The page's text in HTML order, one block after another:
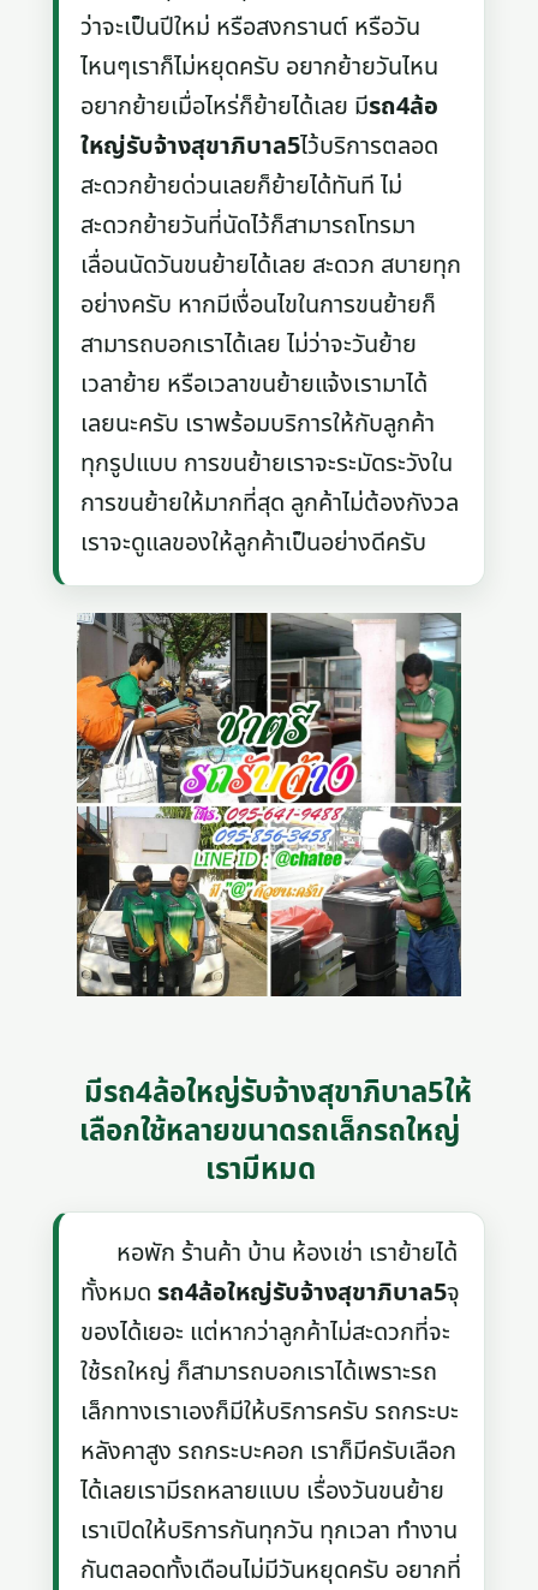
ว่าจะเป็นปีใหม่ หรือสงกรานต์ หรือวัน
ไหนๆเราก็ไม่หยุดครับ อยากย้ายวันไหน
อยากย้ายเมื่อไหร่ก็ย้ายได้เลย มีรถ4ล้อ
ใหญ่รับจ้างสุขาภิบาล5ไว้บริการตลอด
สะดวกย้ายด่วนเลยก็ย้ายได้ทันที ไม่
สะดวกย้ายวันที่นัดไว้ก็สามารถโทรมา
เลื่อนนัดวันขนย้ายได้เลย สะดวก สบายทุก
อย่างครับ หากมีเงื่อนไขในการขนย้ายก็
สามารถบอกเราได้เลย ไม่ว่าจะวันย้าย
เวลาย้าย หรือเวลาขนย้ายแจ้งเรามาได้
เลยนะครับ เราพร้อมบริการให้กับลูกค้า
ทุกรูปแบบ การขนย้ายเราจะระมัดระวังใน
การขนย้ายให้มากที่สุด ลูกค้าไม่ต้องกังวล
เราจะดูแลของให้ลูกค้าเป็นอย่างดีครับ
มีรถ4ล้อใหญ่รับจ้างสุขาภิบาล5ให้
เลือกใช้หลายขนาดรถเล็กรถใหญ่
เรามีหมด
หอพัก ร้านค้า บ้าน ห้องเช่า เราย้ายได้
ทั้งหมดรถ4ล้อใหญ่รับจ้างสุขาภิบาล5จุ
ของได้เยอะ แต่หากว่าลูกค้าไม่สะดวกที่จะ
ใช้รถใหญ่ ก็สามารถบอกเราได้เพราะรถ
เล็กทางเราเองก็มีให้บริการครับ รถกระบะ
หลังคาสูง รถกระบะคอก เราก็มีครับเลือก
ได้เลยเรามีรถหลายแบบ เรื่องวันขนย้าย
เราเปิดให้บริการกันทุกวัน ทุกเวลา ทำงาน
กันตลอดทั้งเดือนไม่มีวันหยุดครับ อยากที่